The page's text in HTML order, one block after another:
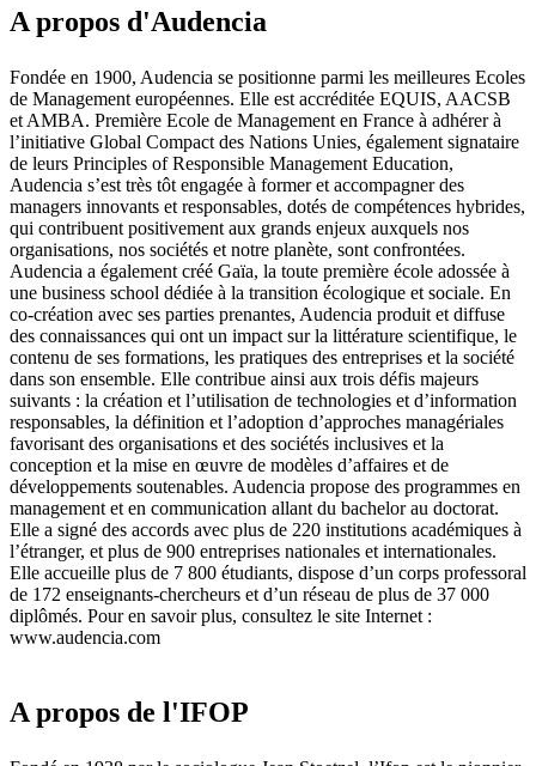
A propos d'Audencia
Fondée en 1900, Audencia se positionne parmi les meilleures Ecoles
de Management européennes. Elle est accréditée EQUIS, AACSB
et AMBA. Première Ecole de Management en France à adhérer à
l’initiative Global Compact des Nations Unies, également signataire
de leurs Principles of Responsible Management Education,
Audencia s’est très tôt engagée à former et accompagner des
managers innovants et responsables, dotés de compétences hybrides,
qui contribuent positivement aux grands enjeux auxquels nos
organisations, nos sociétés et notre planète, sont confrontées.
Audencia a également créé Gaïa, la toute première école adossée à
une business school dédiée à la transition écologique et sociale. En
co-création avec ses parties prenantes, Audencia produit et diffuse
des connaissances qui ont un impact sur la littérature scientifique, le
contenu de ses formations, les pratiques des entreprises et la société
dans son ensemble. Elle contribue ainsi aux trois défis majeurs
suivants : la création et l’utilisation de technologies et d’information
responsables, la définition et l’adoption d’approches managériales
favorisant des organisations et des sociétés inclusives et la
conception et la mise en œuvre de modèles d’affaires et de
développements soutenables. Audencia propose des programmes en
management et en communication allant du bachelor au doctorat.
Elle a signé des accords avec plus de 220 institutions académiques à
l’étranger, et plus de 900 entreprises nationales et internationales.
Elle accueille plus de 7 800 étudiants, dispose d’un corps professoral
de 172 enseignants-chercheurs et d’un réseau de plus de 37 000
diplômés. Pour en savoir plus, consultez le site Internet :
www.audencia.com
A propos de l'IFOP